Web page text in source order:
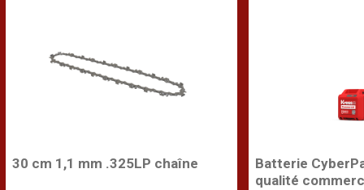
30 cm 1,1 mm .325LP chaîne
Batterie
qualité